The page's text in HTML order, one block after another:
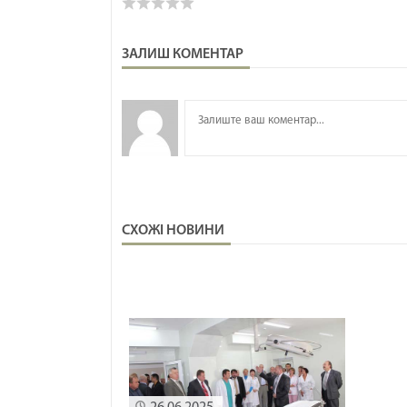
ЗАЛИШ КОМЕНТАР
СХОЖІ НОВИНИ